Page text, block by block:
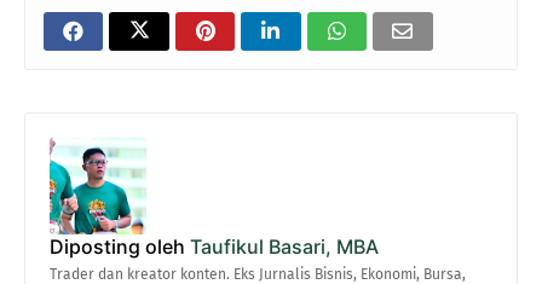
Diposting oleh Taufikul Basari, MBA
Trader dan kreator konten. Eks Jurnalis Bisnis, Ekonomi, Bursa,